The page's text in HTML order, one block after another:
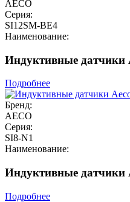
AECO
Серия:
SI12SM-BE4
Наименование:
Индуктивные датчики
Подробнее
Бренд:
AECO
Серия:
SI8-N1
Наименование:
Индуктивные датчики
Подробнее